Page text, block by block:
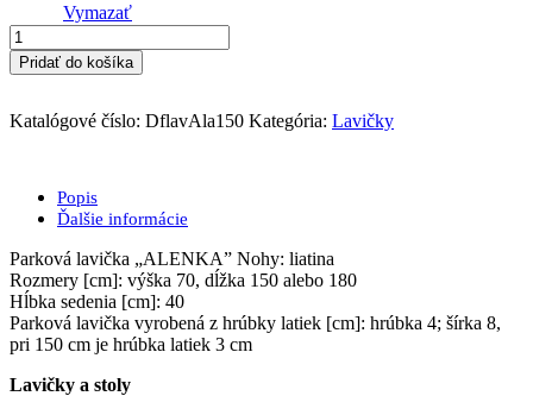
Vymazať
množstvo
Parková
lavička
Pridať do košíka
Katalógové číslo: DflavAla150 Kategória: Lavičky
Popis
Ďalšie informácie
Parková lavička „ALENKA” Nohy: liatina
Rozmery [cm]: výška 70, dĺžka 150 alebo 180
Hĺbka sedenia [cm]: 40
Parková lavička vyrobená z hrúbky latiek [cm]: hrúbka 4; šírka 8,
pri 150 cm je hrúbka latiek 3 cm
Lavičky a stoly